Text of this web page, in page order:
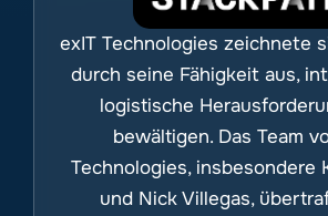
exIT Technologies zeichnete
durch seine Fähigkeit aus,
logistische
bewältigen. Das Team
Technologies, insbesondere
und Nick Villegas,